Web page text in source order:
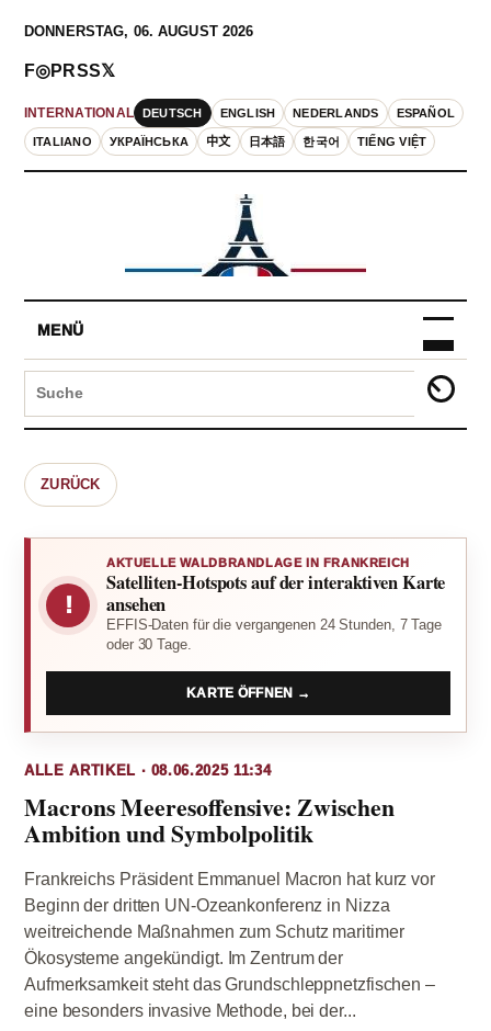
DONNERSTAG, 06. AUGUST 2026
INTERNATIONAL DEUTSCH ENGLISH NEDERLANDS ESPAÑOL
ITALIANO УКРАЇНСЬКА 中文 日本語 한국어 TIẾNG VIỆT
F◎PRSS𝕏
MENÜ
ZURÜCK
!
AKTUELLE WALDBRANDLAGE IN FRANKREICH
Satelliten-Hotspots auf der interaktiven Karte
ansehen
EFFIS-Daten für die vergangenen 24 Stunden, 7 Tage
oder 30 Tage.
KARTE ÖFFNEN →
ALLE ARTIKEL · 08.06.2025 11:34
Macrons Meeresoffensive: Zwischen
Ambition und Symbolpolitik
Frankreichs Präsident Emmanuel Macron hat kurz vor
Beginn der dritten UN-Ozeankonferenz in Nizza
weitreichende Maßnahmen zum Schutz maritimer
Ökosysteme angekündigt. Im Zentrum der
Aufmerksamkeit steht das Grundschleppnetzfischen –
eine besonders invasive Methode, bei der...